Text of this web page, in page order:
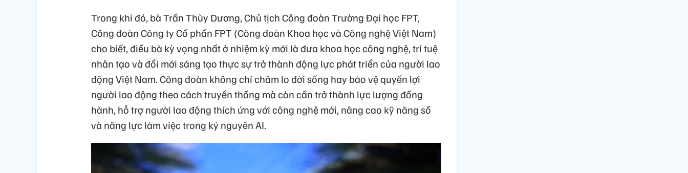
Trong khi đó, bà Trần Thùy Dương, Chủ tịch Công đoàn Trường Đại học FPT,
Công đoàn Công ty Cổ phần FPT (Công đoàn Khoa học và Công nghệ Việt Nam)
cho biết, điều bà kỳ vọng nhất ở nhiệm kỳ mới là đưa khoa học công nghệ, trí tuệ
nhân tạo và đổi mới sáng tạo thực sự trở thành động lực phát triển của người lao
động Việt Nam. Công đoàn không chỉ chăm lo đời sống hay bảo vệ quyền lợi
người lao động theo cách truyền thống mà còn cần trở thành lực lượng đồng
hành, hỗ trợ người lao động thích ứng với công nghệ mới, nâng cao kỹ năng số
và năng lực làm việc trong kỷ nguyên AI.